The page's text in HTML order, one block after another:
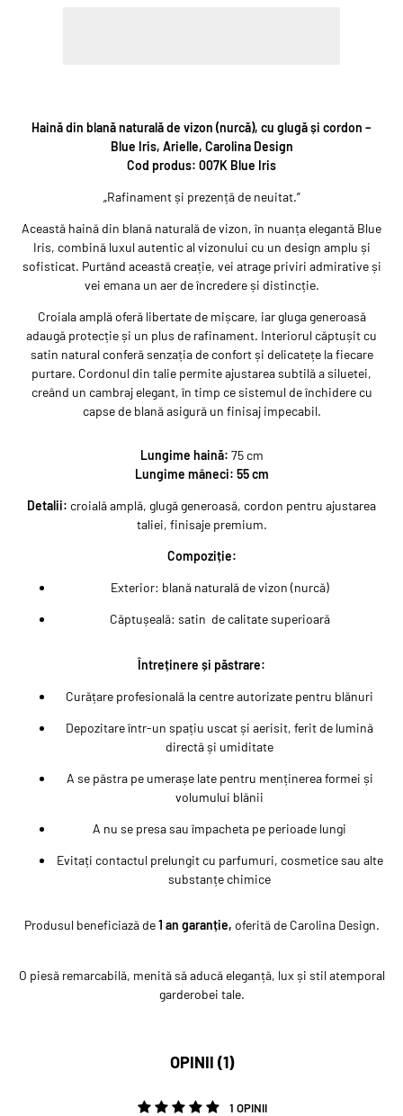
Haină din blană naturală de vizon (nurcă), cu glugă și cordon –
Blue Iris, Arielle, Carolina Design
Cod produs: 007K Blue Iris
„Rafinament și prezență de neuitat.”
Această haină din blană naturală de vizon, în nuanța elegantă Blue
Iris, combină luxul autentic al vizonului cu un design amplu și
sofisticat. Purtând această creație, vei atrage priviri admirative și
vei emana un aer de încredere și distincție.
Croiala amplă oferă libertate de mișcare, iar gluga generoasă
adaugă protecție și un plus de rafinament. Interiorul căptușit cu
satin natural conferă senzația de confort și delicatețe la fiecare
purtare. Cordonul din talie permite ajustarea subtilă a siluetei,
creând un cambraj elegant, în timp ce sistemul de închidere cu
capse de blană asigură un finisaj impecabil.
Lungime haină: 75 cm
Lungime mâneci: 55 cm
Detalii: croială amplă, glugă generoasă, cordon pentru ajustarea
taliei, finisaje premium.
Compoziție:
Exterior: blană naturală de vizon (nurcă)
Căptușeală: satin de calitate superioară
Întreținere și păstrare:
Curățare profesională la centre autorizate pentru blănuri
Depozitare într-un spațiu uscat și aerisit, ferit de lumină
directă și umiditate
A se păstra pe umerașe late pentru menținerea formei și
volumului blănii
A nu se presa sau împacheta pe perioade lungi
Evitați contactul prelungit cu parfumuri, cosmetice sau alte
substanțe chimice
Produsul beneficiază de1 an garanție, oferită de Carolina Design.
O piesă remarcabilă, menită să aducă eleganță, lux și stil atemporal
garderobei tale.
OPINII (1)
1 OPINII